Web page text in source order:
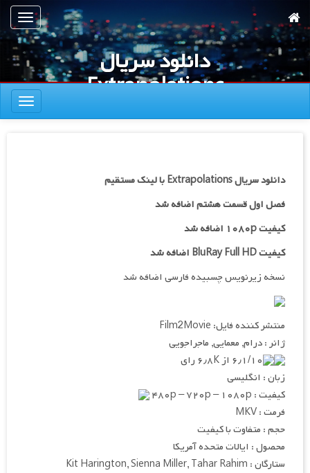
به
محتوای
اصلی
ناوبری
دانلود سریال
Extrapolations
ناوبری
دانلود سریال Extrapolations با لینک مستقیم
فصل اول قسمت هشتم اضافه شد
کیفیت ۱۰۸۰p اضافه شد
کیفیت BluRay Full HD اضافه شد
نسخه زیرنویس چسبیده فارسی اضافه شد
منتشر کننده فایل: Film2Movie
ژانر : درام, معمایی, ماجراجویی
۶٫۱/۱۰ از ۶٫۸K رای
زبان : انگلیسی
کیفیت : ۴۸۰p – ۷۲۰p – ۱۰۸۰p
فرمت : MKV
حجم : متفاوت با کیفیت
محصول : ایالات متحده آمریکا
ستارگان : Kit Harington, Sienna Miller, Tahar Rahim